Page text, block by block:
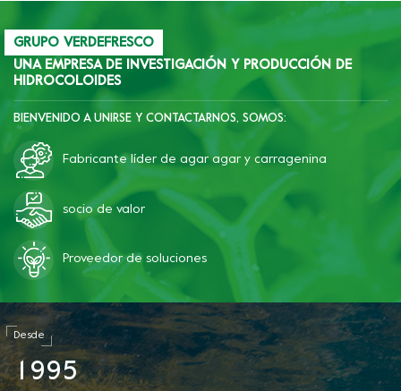
GRUPO VERDEFRESCO
UNA EMPRESA DE INVESTIGACIÓN Y PRODUCCIÓN DE
HIDROCOLOIDES
BIENVENIDO A UNIRSE Y CONTACTARNOS, SOMOS:
Fabricante líder de agar agar y carragenina
socio de valor
Proveedor de soluciones
Desde
1 995